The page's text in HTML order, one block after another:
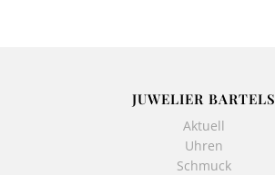
JUWELIER BARTELS
Aktuell
Uhren
Schmuck